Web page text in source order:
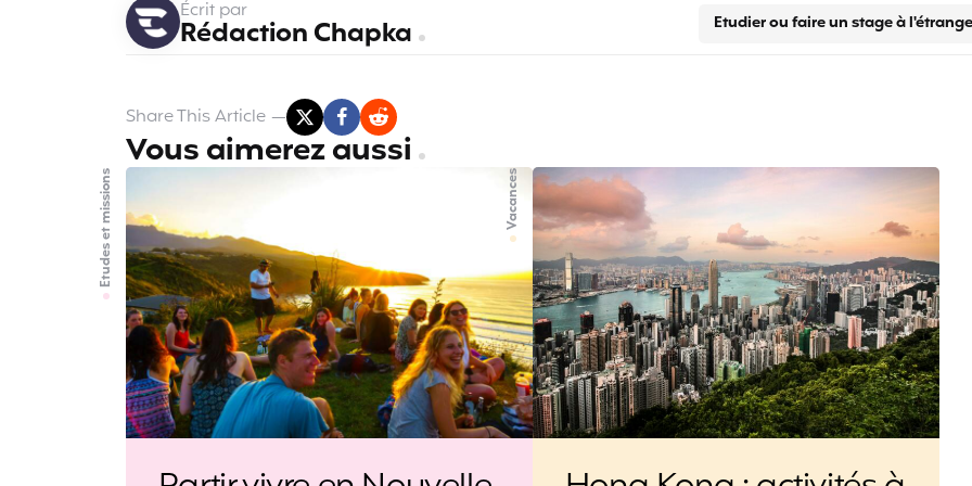
Etudier ou faire un stage à
Écrit par
Rédaction Chapka
ShareThis Article
Vous aimerez aussi
Etudes et missions Vacances